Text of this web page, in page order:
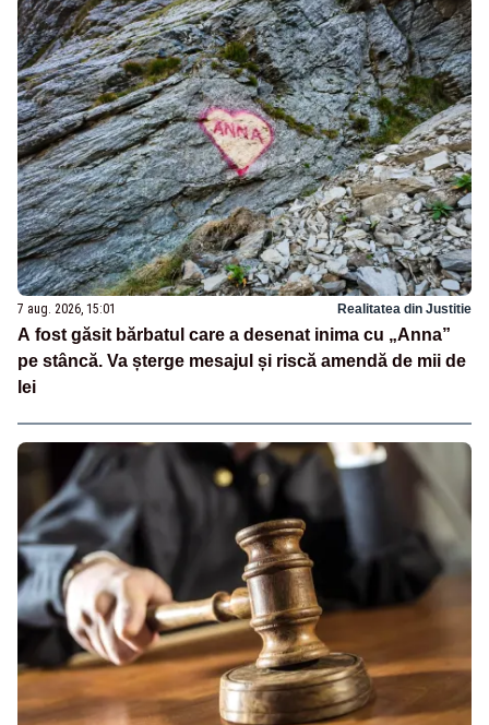
7 aug. 2026, 15:01 Realitatea din Justitie
A fost găsit bărbatul care a desenat inima cu „Anna”
pe stâncă. Va șterge mesajul și riscă amendă de mii de
lei